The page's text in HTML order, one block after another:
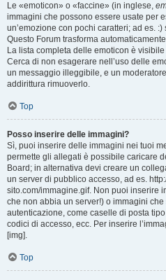
Le «emoticon» o «faccine» (in inglese,
immagini che possono essere usate per
un’emozione con pochi caratteri; ad es.
Questo Forum trasforma
La lista completa delle emoticon è
Cerca di non esagerare nell’uso delle
un messaggio illeggibile, e un
addirittura rimuoverlo.
Top
Posso inserire delle immagini?
Sì, puoi inserire delle immagini nei tuoi
permette gli allegati è possibile caricare
Board; in alternativa devi creare un
un server di pubblico accesso, ad es.
sito.com/immagine.gif. Non puoi inserire
che non abbia un server!) o immagini
autenticazione, come caselle di posta
codici di accesso, ecc. Per inserire
[img].
Top